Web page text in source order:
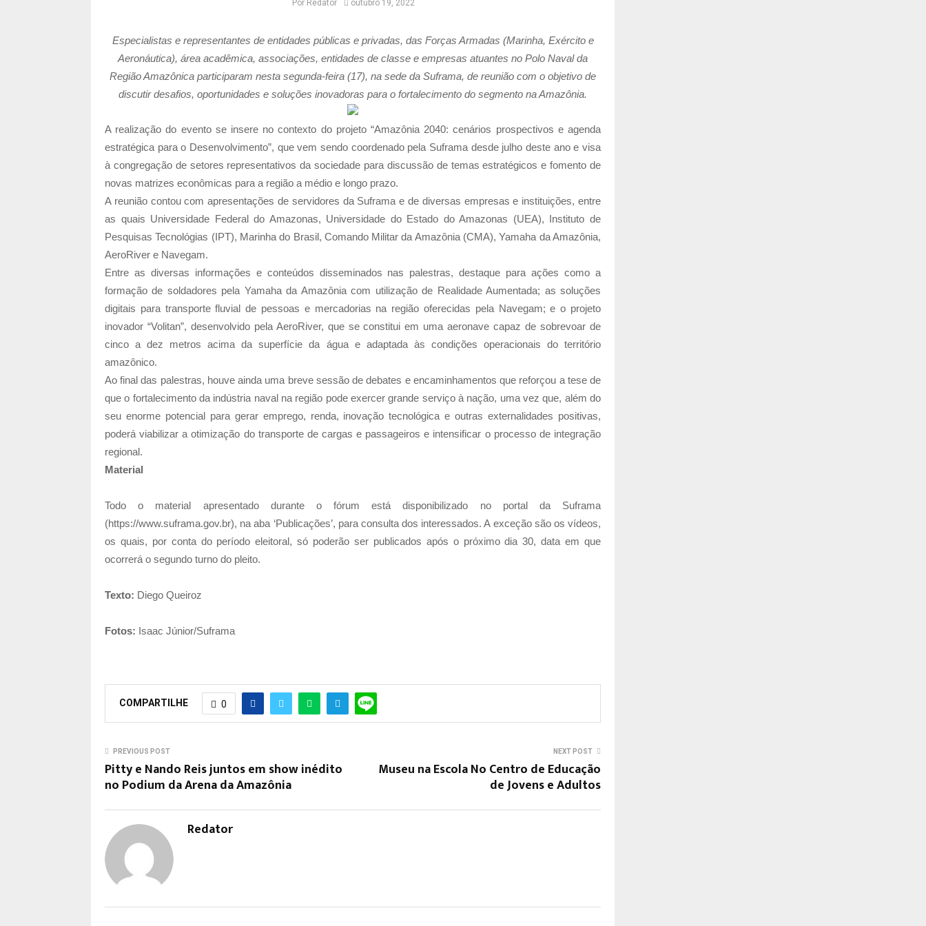
Por Redator outubro 19, 2022
Especialistas e representantes de entidades públicas e privadas, das Forças Armadas (Marinha, Exército e
Aeronáutica), área acadêmica, associações, entidades de classe e empresas atuantes no Polo Naval da
Região Amazônica participaram nesta segunda-feira (17), na sede da Suframa, de reunião com o objetivo de
discutir desafios, oportunidades e soluções inovadoras para o fortalecimento do segmento na Amazônia.
A realização do evento se insere no contexto do projeto “Amazônia 2040: cenários prospectivos e agenda
estratégica para o Desenvolvimento”, que vem sendo coordenado pela Suframa desde julho deste ano e visa
à congregação de setores representativos da sociedade para discussão de temas estratégicos e fomento de
novas matrizes econômicas para a região a médio e longo prazo.
A reunião contou com apresentações de servidores da Suframa e de diversas empresas e instituições, entre
as quais Universidade Federal do Amazonas, Universidade do Estado do Amazonas (UEA), Instituto de
Pesquisas Tecnológias (IPT), Marinha do Brasil, Comando Militar da Amazônia (CMA), Yamaha da Amazônia,
AeroRiver e Navegam.
Entre as diversas informações e conteúdos disseminados nas palestras, destaque para ações como a
formação de soldadores pela Yamaha da Amazônia com utilização de Realidade Aumentada; as soluções
digitais para transporte fluvial de pessoas e mercadorias na região oferecidas pela Navegam; e o projeto
inovador “Volitan”, desenvolvido pela AeroRiver, que se constitui em uma aeronave capaz de sobrevoar de
cinco a dez metros acima da superfície da água e adaptada às condições operacionais do território
amazônico.
Ao final das palestras, houve ainda uma breve sessão de debates e encaminhamentos que reforçou a tese de
que o fortalecimento da indústria naval na região pode exercer grande serviço à nação, uma vez que, além do
seu enorme potencial para gerar emprego, renda, inovação tecnológica e outras externalidades positivas,
poderá viabilizar a otimização do transporte de cargas e passageiros e intensificar o processo de integração
regional.
Material
Todo o material apresentado durante o fórum está disponibilizado no portal da Suframa
(https://www.suframa.gov.br), na aba ‘Publicações’, para consulta dos interessados. A exceção são os vídeos,
os quais, por conta do período eleitoral, só poderão ser publicados após o próximo dia 30, data em que
ocorrerá o segundo turno do pleito.
Texto: Diego Queiroz
Fotos: Isaac Júnior/Suframa
COMPARTILHE 0
PREVIOUS POST
Pitty e Nando Reis juntos em show inédito
no Podium da Arena da Amazônia
NEXT POST
Museu na Escola No Centro de Educação
de Jovens e Adultos
Redator